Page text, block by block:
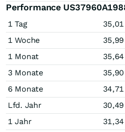
Performance
1 Tag 35,01
1 Woche
35,99
1 Monat
35,64
3 Monate
35,90
6 Monate
34,71
Lfd. Jahr
30,49
1 Jahr
31,34